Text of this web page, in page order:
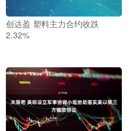
创达盈 塑料主力合约收跌
2.32%